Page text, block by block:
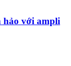
hảo với ampli